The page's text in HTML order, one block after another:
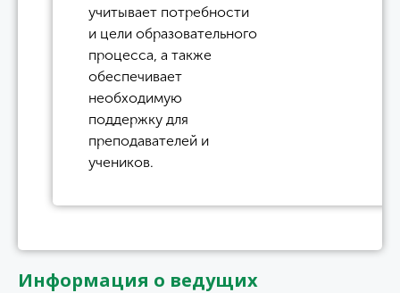
учитывает потребности
и цели образовательного
процесса, а также
обеспечивает
необходимую
поддержку для
преподавателей и
учеников.
Информация о ведущих